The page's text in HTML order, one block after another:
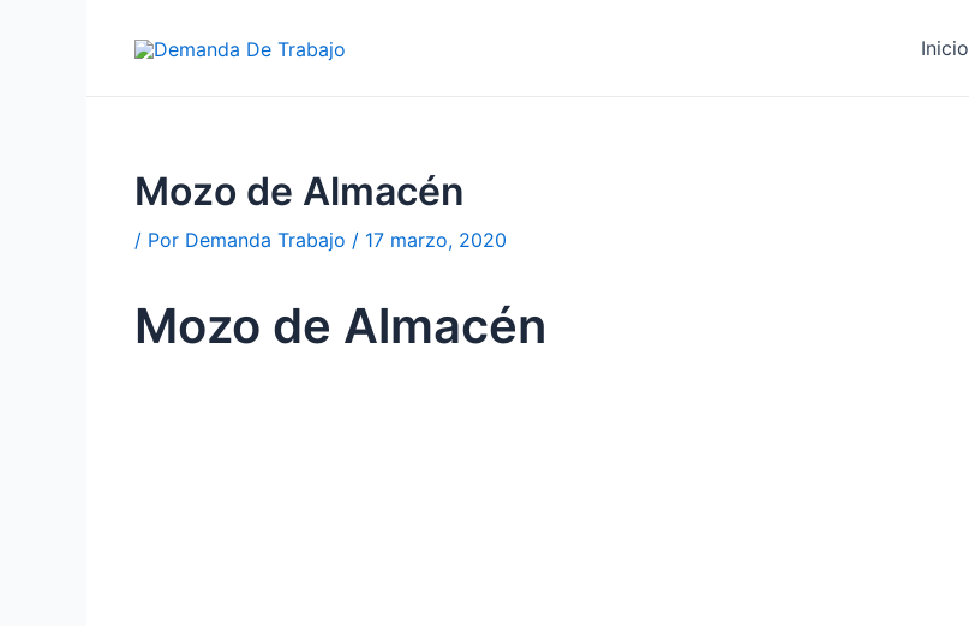
Inicio
Mozo de Almacén
/ Por Demanda Trabajo / 17 marzo, 2020
Mozo de Almacén